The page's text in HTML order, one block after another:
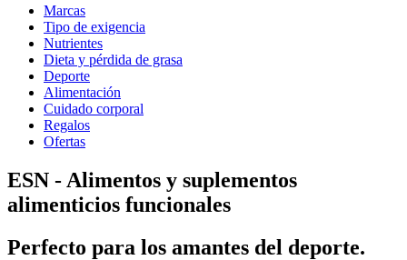
Marcas
Tipo de exigencia
Nutrientes
Dieta y pérdida de grasa
Deporte
Alimentación
Cuidado corporal
Regalos
Ofertas
ESN - Alimentos y suplementos
alimenticios funcionales
Perfecto para los amantes del deporte.